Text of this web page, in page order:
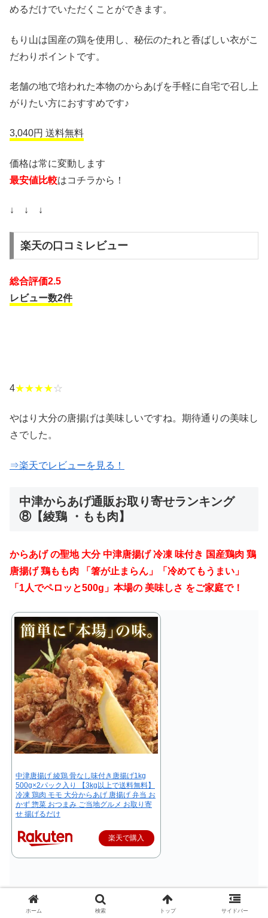
めるだけでいただくことができます。
もり山は国産の鶏を使用し、秘伝のたれと香ばしい衣がこ
だわりポイントです。
老舗の地で培われた本物のからあげを手軽に自宅で召し上
がりたい方におすすめです♪
3,040円 送料無料
価格は常に変動します
最安値比較はコチラから！
↓ ↓ ↓
楽天の口コミレビュー
総合評価2.5
レビュー数2件
4★★★★☆
やはり大分の唐揚げは美味しいですね。期待通りの美味し
さでした。
⇒楽天でレビューを見る！
中津からあげ通販お取り寄せランキング
⑧【綾鶏 ・もも肉】
からあげ の聖地 大分 中津唐揚げ 冷凍 味付き 国産鶏肉 鶏
唐揚げ 鶏もも肉 「箸が止まらん」「冷めてもうまい」
「1人でペロッと500g」本場の 美味しさ をご家庭で！
中津唐揚げ 綾鶏 骨なし味付き唐揚げ1kg
500g×2パック入り 【3kg以上で送料無料】
冷凍 鶏肉 モモ 大分からあげ 唐揚げ 弁当 お
かず 惣菜 おつまみ ご当地グルメ お取り寄
せ 揚げるだけ
楽天で購入
綾鶏は、中津でからあげの製造・販売を行う人気ブランド
ホーム 検索 トップ サイドバー